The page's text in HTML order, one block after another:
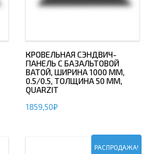
КРОВЕЛЬНАЯ СЭНДВИЧ-
ПАНЕЛЬ С БАЗАЛЬТОВОЙ
ВАТОЙ, ШИРИНА 1000 ММ,
0.5/0.5, ТОЛЩИНА 50 ММ,
QUARZIT
1859,50₽
РАСПРОДАЖА!